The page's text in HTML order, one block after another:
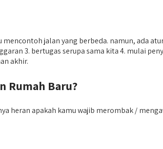
jalan yang berbeda. namun, ada
3. bertugas serupa sama kita 4. mulai
akhir.
Rumah Baru?
heran apakah kamu wajib merombak /